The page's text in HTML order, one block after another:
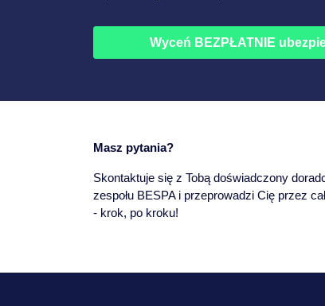
Wyceń BEZPŁATNIE
Masz pytania?
Skontaktuje się z Tobą doświadczony
zespołu BESPA i przeprowadzi Cię przez
- krok, po kroku!